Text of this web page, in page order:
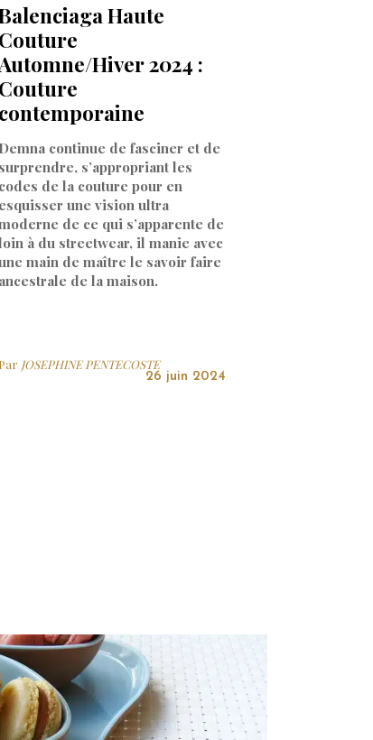
Haute
Couture
Hiver 2024 :
Couture
contemporaine
Demna continue de fasciner et de
surprendre, s’appropriant les
codes de la couture pour en
esquisser une vision ultra
de ce qui s’apparente de
à du streetwear, il manie avec
main de maître le savoir faire
ancestrale de la maison.
Par JOSEPHINE PENTECOSTE
26 juin 2024